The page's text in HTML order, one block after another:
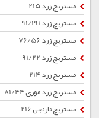
مستربچ زرد 215
مستربچ زرد 91/191
مستربچ زرد 76/56
مستربچ زرد 91/22
مستربچ زرد 214
مستربچ زرد موزی 81/44
مستربچ نارنجی 216